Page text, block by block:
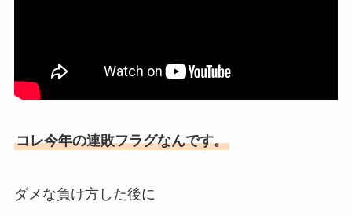
コレ今年の連敗フラグなんです。
ダメな負け方した後に